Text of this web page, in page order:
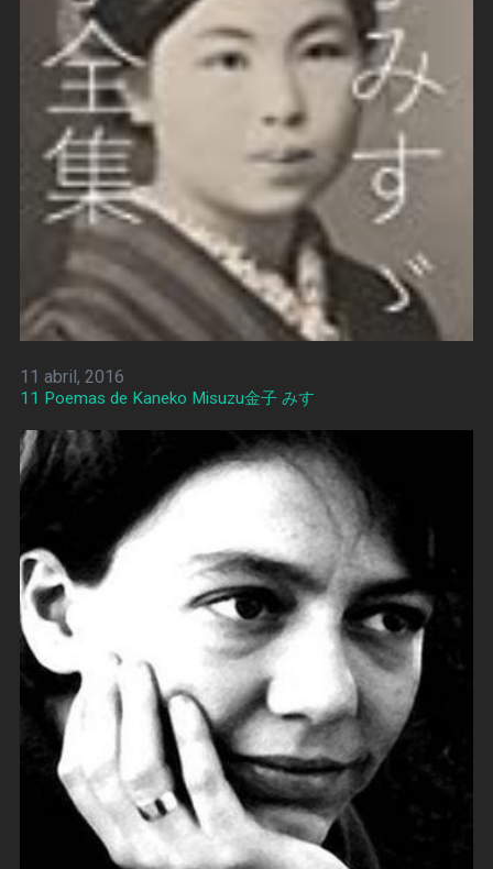
11 abril, 2016
11 Poemas de Kaneko Misuzu金子 みすゞ